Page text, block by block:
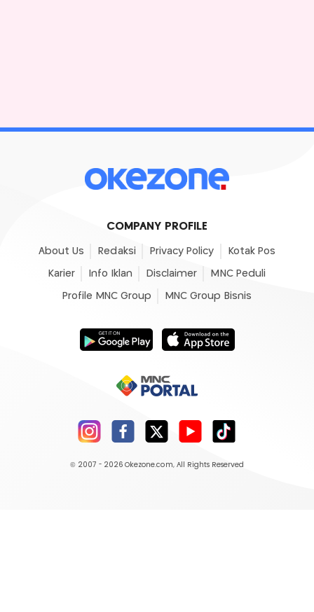
COMPANY PROFILE
About Us Redaksi Privacy Policy Kotak Pos
Karier Info Iklan Disclaimer MNC Peduli
Profile MNC Group MNC Group Bisnis
© 2007 - 2026 Okezone.com, All Rights Reserved